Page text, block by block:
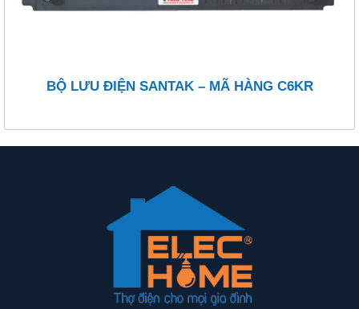
BỘ LƯU ĐIỆN SANTAK – MÃ HÀNG C6KR